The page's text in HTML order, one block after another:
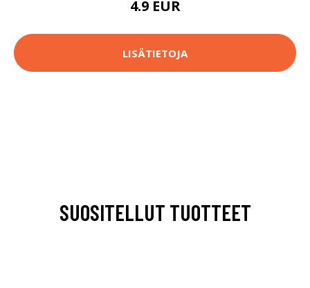
4.9 EUR
LISÄTIETOJA
SUOSITELLUT TUOTTEET